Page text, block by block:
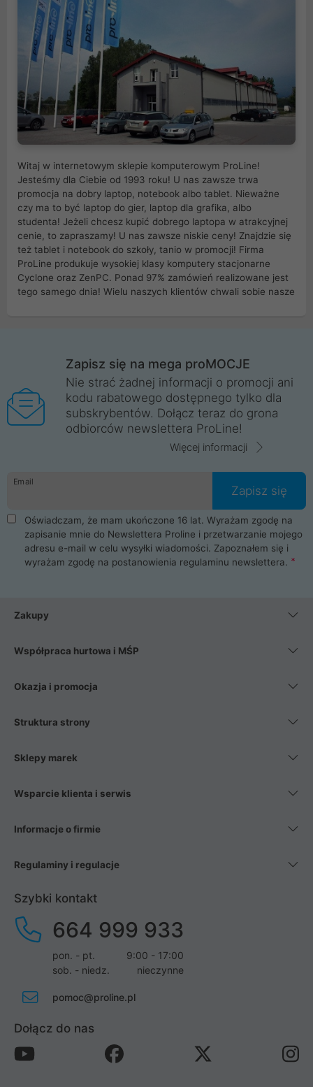
Witaj w internetowym sklepie komputerowym ProLine!
Jesteśmy dla Ciebie od 1993 roku! U nas zawsze trwa
promocja na dobry laptop, notebook albo tablet. Nieważne
czy ma to być laptop do gier, laptop dla grafika, albo
studenta! Jeżeli chcesz kupić dobrego laptopa w atrakcyjnej
cenie, to zapraszamy! U nas zawsze niskie ceny! Znajdzie się
też tablet i notebook do szkoły, tanio w promocji! Firma
ProLine produkuje wysokiej klasy komputery stacjonarne
Cyclone oraz ZenPC. Ponad 97% zamówień realizowane jest
tego samego dnia! Wielu naszych klientów chwali sobie nasze
Wrocław, Poznań, Legnica, Katowice, Gliwice, Kalisz, Bytom,
Trzebnica, Opole. Szybka i profesjonalna obsługa!
ProLine to polska firma ze 100% polskim kapitałem. Działamy
legalnie i płacimy podatki w naszym kraju! Posiadamy siedzibę
główną w Mirkowie oraz salony na terenie kraju. Cała
komunikacja ze sklepem komputerowym ProLine jest
danych osobowych. Dlatego zakup notebooka albo laptopa w
ProLine to czysta przyjemność i pełne bezpieczeństwo.
Zaopatrzysz się u nas w akcesoria i części komputerowe
takie jak procesory, karty graficzne, płyty główne, pamięci,
dyski SSD, M.2 oraz HDD. Nasi pracownicy pomogą Ci wybrać
najlepszy zasilacz komputerowy oraz obudowę do komputera.
Poza komputerami mamy również najlepsze na rynku
Smartfony takich producentów jak Xiaomi, Apple, Samsung i
wentylatory. Na koniec mając już to wszystko, możesz
Zapisz się na mega proMOCJE
Nie strać żadnej informacji o promocji ani
kodu rabatowego dostępnego tylko dla
subskrybentów. Dołącz teraz do grona
odbiorców newslettera ProLine!
Więcej informacji
Email
Zapisz się
Oświadczam, że mam ukończone 16 lat. Wyrażam zgodę na
zapisanie mnie do Newslettera Proline i przetwarzanie mojego
adresu e-mail w celu wysyłki wiadomości. Zapoznałem się i
wyrażam zgodę na postanowienia regulaminu newslettera.
Zakupy
Współpraca hurtowa i MŚP
Okazja i promocja
Struktura strony
Sklepy marek
Wsparcie klienta i serwis
Informacje o firmie
Regulaminy i regulacje
Szybki kontakt
664 999 933
pon. - pt.
9:00 - 17:00
sob. - niedz.
nieczynne
pomoc@proline.pl
Dołącz do nas